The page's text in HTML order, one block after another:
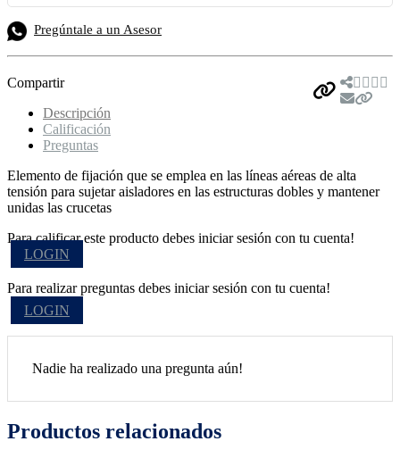
Pregúntale a un Asesor
Compartir
Descripción
Calificación
Preguntas
Elemento de fijación que se emplea en las líneas aéreas de alta
tensión para sujetar aisladores en las estructuras dobles y mantener
unidas las crucetas
Para calificar este producto debes iniciar sesión con tu cuenta!
LOGIN
Para realizar preguntas debes iniciar sesión con tu cuenta!
LOGIN
Nadie ha realizado una pregunta aún!
Productos relacionados